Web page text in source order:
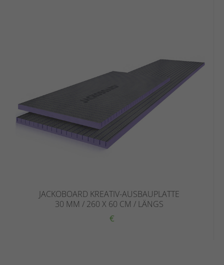
JACKOBOARD KREATIV-AUSBAUPLATTE
30 MM / 260 X 60 CM / LÄNGS
€